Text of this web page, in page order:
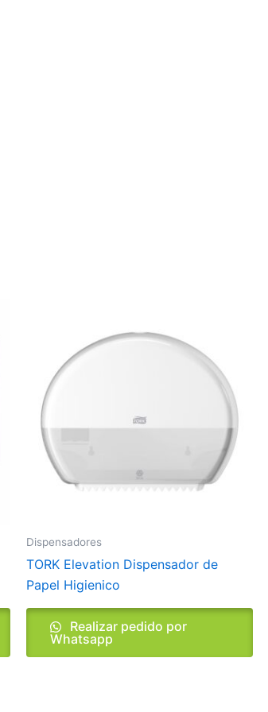
Dispensadores
TORK Elevation Dispensador de
Papel Higienico
Realizar pedido por
Whatsapp